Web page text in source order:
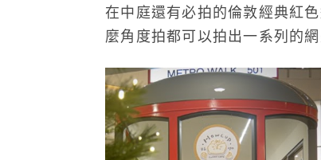
在中庭還有必拍的倫敦經典紅
麼角度拍都可以拍出一系列的網